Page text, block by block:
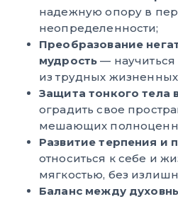
надежную опору в
неопределенности;
Преобразование
мудрость — научиться
из трудных
Защита тонкого тела
оградить свое
мешающих
Развитие терпения и
относиться к себе и
мягкостью, без
Баланс между